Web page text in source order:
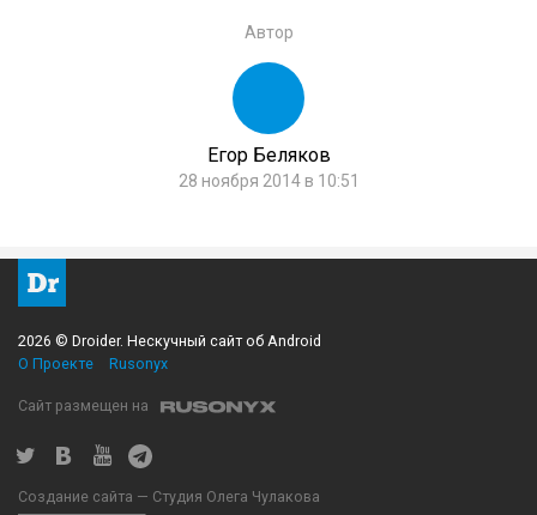
Автор
Егор Беляков
28 ноября 2014 в 10:51
2026 © Droider. Нескучный сайт об Android
О Проекте
Rusonyx
Сайт размещен на
Создание сайта — Студия Олега Чулакова